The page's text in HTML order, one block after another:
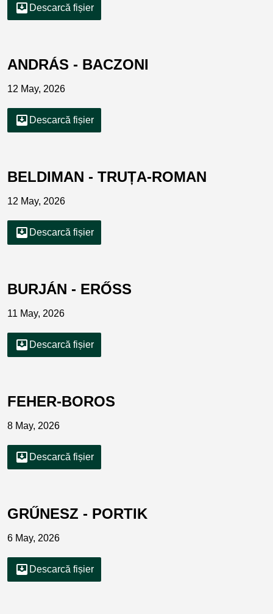
move_to_inbox Descarcă fișier
ANDRÁS - BACZONI
12 May, 2026
move_to_inbox Descarcă fișier
BELDIMAN - TRUȚA-ROMAN
12 May, 2026
move_to_inbox Descarcă fișier
BURJÁN - ERŐSS
11 May, 2026
move_to_inbox Descarcă fișier
FEHER-BOROS
8 May, 2026
move_to_inbox Descarcă fișier
GRŰNESZ - PORTIK
6 May, 2026
move_to_inbox Descarcă fișier